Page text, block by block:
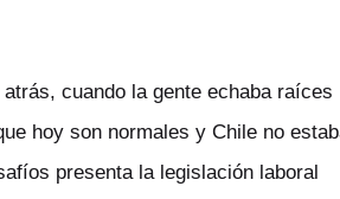
cuando la gente echaba raíces
hoy son normales y Chile no
presenta la legislación laboral